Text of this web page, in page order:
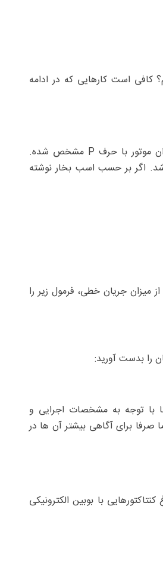
کافی است کارهایی که در ادامه
برای تشخیص توان موتور کافی است نگاهی را به پلاک آن داشته باشید. در پلاک توان موتور با حرف P مشخص شده.
اگر بر حسب اسب بخار نوشته
میزان جریان خطی، فرمول زیر را
را بدست آورید:
با توجه به مشخصات اجرایی و
صرفا برای آگاهی بیشتر آن ها در
با بوبین الکترونیکی